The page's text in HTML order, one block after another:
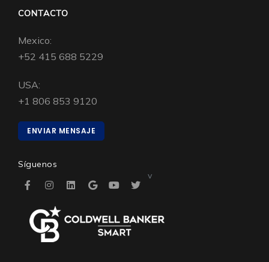
CONTACTO
Mexico:
+52 415 688 5229
USA:
+1 806 853 9120
ENVIAR MENSAJE
Síguenos
v